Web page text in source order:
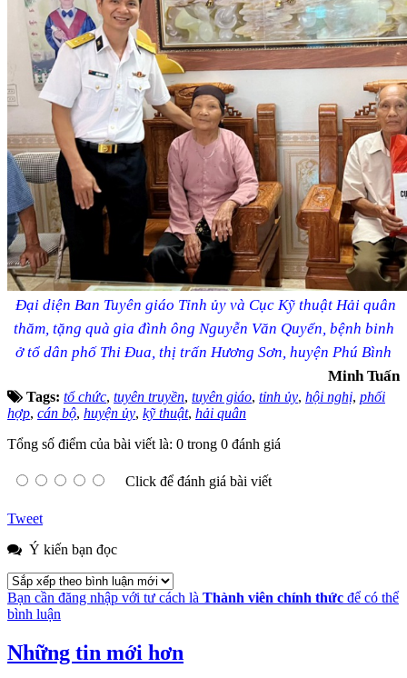
Đại diện Ban Tuyên giáo Tỉnh ủy và Cục Kỹ thuật Hải quân
thăm, tặng quà gia đình ông Nguyễn Văn Quyển, bệnh binh
ở tổ dân phố Thi Đua, thị trấn Hương Sơn, huyện Phú Bình
Minh Tuấn
Tags: tổ chức, tuyên truyền, tuyên giáo, tỉnh ủy, hội nghị, phối
hợp, cán bộ, huyện ủy, kỹ thuật, hải quân
Tổng số điểm của bài viết là: 0 trong 0 đánh giá
Click để đánh giá bài viết
Tweet
Ý kiến bạn đọc
Bạn cần đăng nhập với tư cách là Thành viên chính thức để có thể
bình luận
Những tin mới hơn